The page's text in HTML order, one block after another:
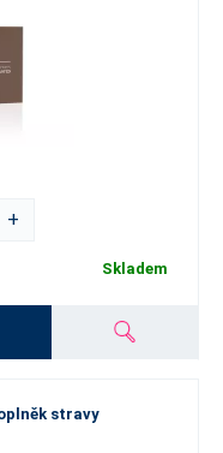
+
Skladem
stravy